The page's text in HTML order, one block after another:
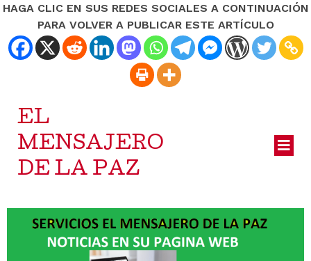
HAGA CLIC EN SUS REDES SOCIALES A CONTINUACIÓN
PARA VOLVER A PUBLICAR ESTE ARTÍCULO
EL
MENSAJERO
DE LA PAZ